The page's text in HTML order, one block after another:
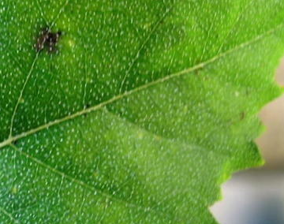
Engelwelt Kabbalah Kraft des Ortes Musik
Adventkalender 2021 Hildegard von Bingen